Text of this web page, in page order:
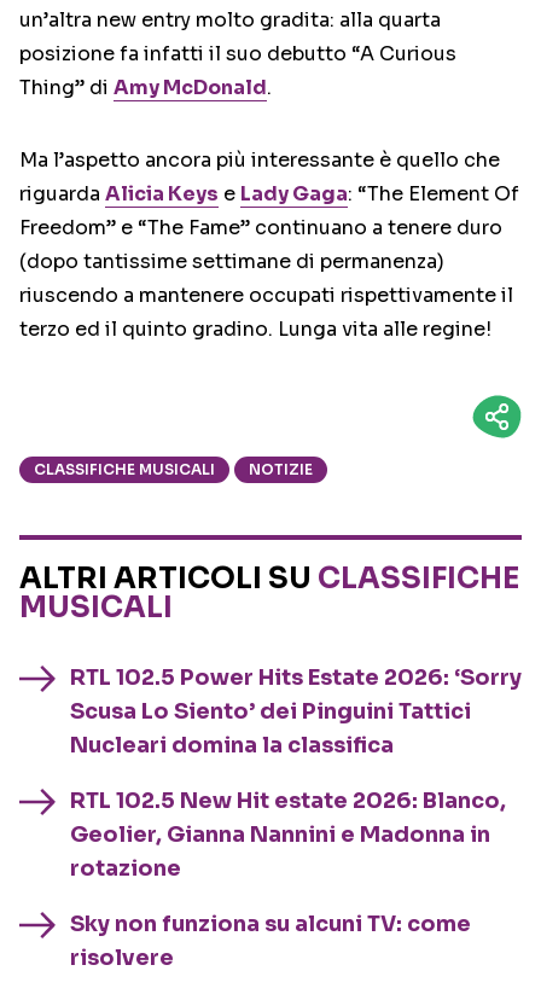
un’altra new entry molto gradita: alla quarta
posizione fa infatti il suo debutto “A Curious
Thing” di Amy McDonald.
Ma l’aspetto ancora più interessante è quello che
riguarda Alicia Keys e Lady Gaga: “The Element Of
Freedom” e “The Fame” continuano a tenere duro
(dopo tantissime settimane di permanenza)
riuscendo a mantenere occupati rispettivamente il
terzo ed il quinto gradino. Lunga vita alle regine!
CLASSIFICHE MUSICALI NOTIZIE
ALTRI ARTICOLI SU CLASSIFICHE
MUSICALI
RTL 102.5 Power Hits Estate 2026: ‘Sorry
Scusa Lo Siento’ dei Pinguini Tattici
Nucleari domina la classifica
RTL 102.5 New Hit estate 2026: Blanco,
Geolier, Gianna Nannini e Madonna in
rotazione
Sky non funziona su alcuni TV: come
risolvere